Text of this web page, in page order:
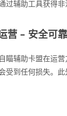
过辅助工具获得
营 – 安全可
瞄辅助卡盟在运
受到任何损失。